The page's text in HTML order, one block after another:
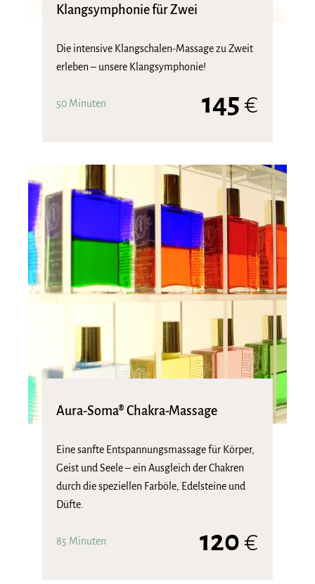
Klangsymphonie für Zwei
Die intensive Klangschalen-Massage zu Zweit
erleben – unsere Klangsymphonie!
50 Minuten 145€
Aura-Soma® Chakra-Massage
Eine sanfte Entspannungsmassage für Körper,
Geist und Seele – ein Ausgleich der Chakren
durch die speziellen Farböle, Edelsteine und
Düfte.
85 Minuten 120€